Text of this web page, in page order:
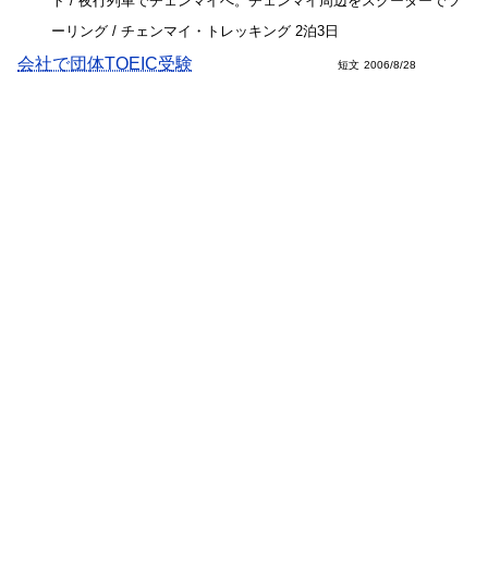
ーリング / チェンマイ・トレッキング 2泊3日
会社で団体TOEIC受験 短文 2006/8/28